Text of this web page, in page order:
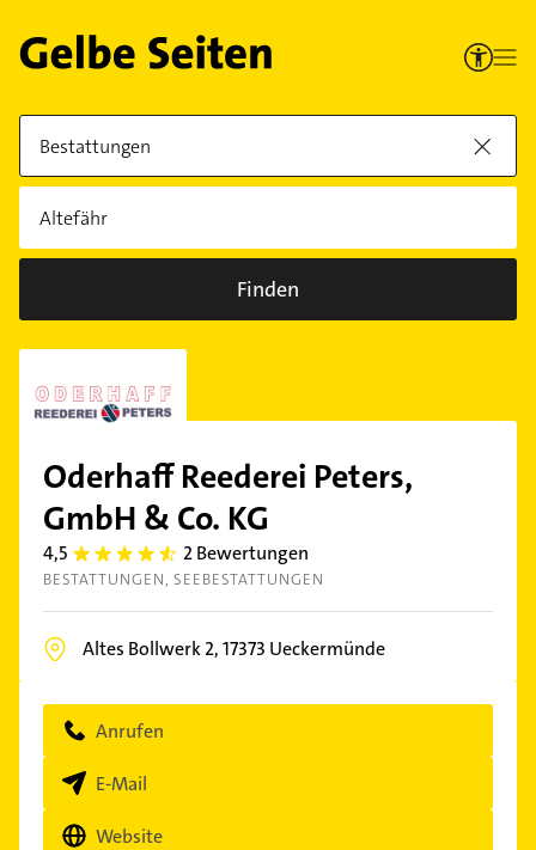
Finden
Oderhaff Reederei Peters,
GmbH & Co. KG
4,5 4.5 2 Bewertungen
BESTATTUNGEN SEEBESTATTUNGEN
Altes Bollwerk 2,17373 Ueckermünde
Anrufen
E-Mail
Website